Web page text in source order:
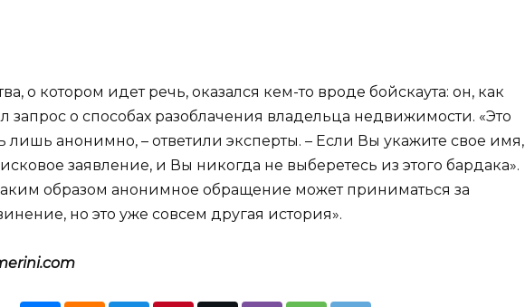
о котором идет речь, оказался кем-то вроде бойскаута: он, как
запрос о способах разоблачения владельца недвижимости. «Это
лишь анонимно, – ответили эксперты. – Если Вы укажите свое имя,
заявление, и Вы никогда не выберетесь из этого бардака».
образом анонимное обращение может приниматься за
но это уже совсем другая история».